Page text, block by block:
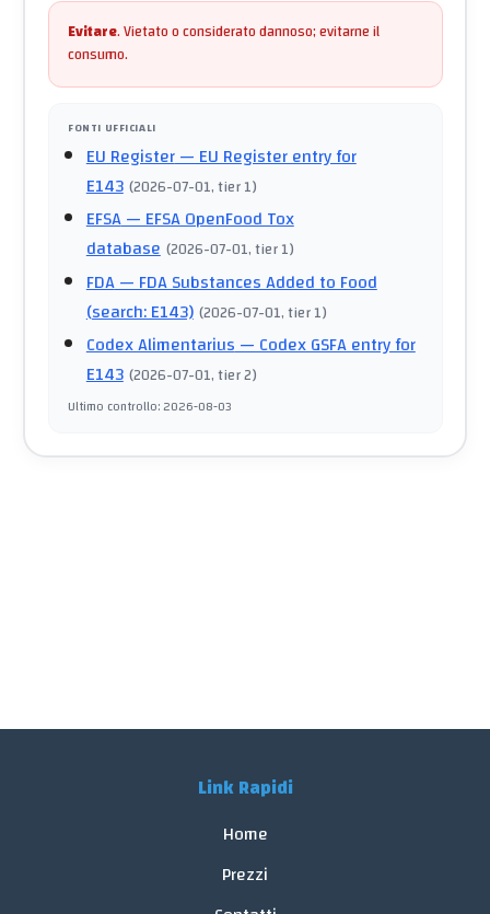
Evitare.Vietato o considerato dannoso; evitarne il
consumo.
FONTI UFFICIALI
EU Register— EU Register entry for
E143 (2026-07-01, tier 1)
EFSA— EFSA OpenFood Tox
database (2026-07-01, tier 1)
FDA— FDA Substances Added to Food
(search: E143) (2026-07-01, tier 1)
Codex Alimentarius— Codex GSFA entry for
E143 (2026-07-01, tier 2)
Ultimo controllo:2026-08-03
Link Rapidi
Home
Prezzi